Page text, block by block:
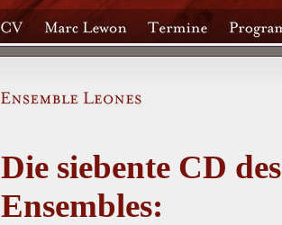
Die siebente CD des
Ensembles: